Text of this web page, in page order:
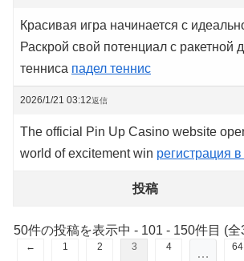
Красивая игра начинается с
Раскрой свой потенциал с ракетной
тенниса падел теннис
2026/1/21 03:12返信
The official Pin Up Casino website
world of excitement win регистрация
投稿
50件の投稿を表示中 - 101 - 150件目 (
← 1 2 3 4 … 64